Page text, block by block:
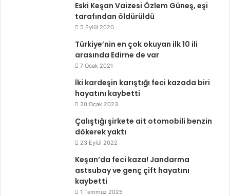
Eski Keşan Vaizesi Özlem Güneş, eşi
tarafından öldürüldü
5 Eylül 2020
Türkiye’nin en çok okuyan ilk 10 ili
arasında Edirne de var
7 Ocak 2021
İki kardeşin karıştığı feci kazada biri
hayatını kaybetti
20 Ocak 2023
Çalıştığı şirkete ait otomobili benzin
dökerek yaktı
23 Eylül 2022
Keşan’da feci kaza! Jandarma
astsubay ve genç çift hayatını
kaybetti
1 Temmuz 2025